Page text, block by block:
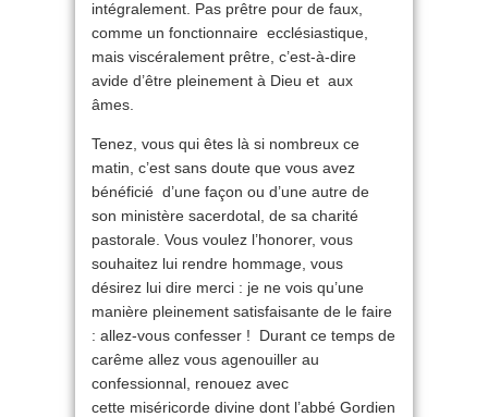
intégralement. Pas prêtre pour de faux,
comme un fonctionnaire ecclésiastique,
mais viscéralement prêtre, c’est-à-dire
avide d’être pleinement à Dieu et aux
âmes.
Tenez, vous qui êtes là si nombreux ce
matin, c’est sans doute que vous avez
bénéficié d’une façon ou d’une autre de
son ministère sacerdotal, de sa charité
pastorale. Vous voulez l’honorer, vous
souhaitez lui rendre hommage, vous
désirez lui dire merci : je ne vois qu’une
manière pleinement satisfaisante de le faire
: allez-vous confesser ! Durant ce temps de
carême allez vous agenouiller au
confessionnal, renouez avec
cette miséricorde divine dont l’abbé Gordien